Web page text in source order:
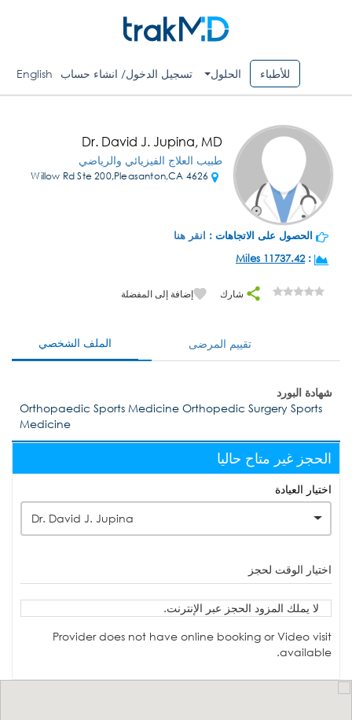
للأطباء الحلول تسجيل الدخول/ انشاء حساب English
Dr. David J. Jupina, MD
طبيب العلاج الفيزيائي والرياضي
الحصول على الاتجاهات : انقر هنا
:
11737.42 Miles
شارك إضافة إلى المفضلة
الملف الشخصي تقييم المرضى
شهادة البورد
Orthopaedic Sports Medicine Orthopedic Surgery Sports
Medicine
الحجز غير متاح حاليا
اختيار العيادة
Dr. David J. Jupina
اختيار الوقت لحجز
لا يملك المزود الحجز عبر الإنترنت.
Provider does not have online booking or Video visit
available.